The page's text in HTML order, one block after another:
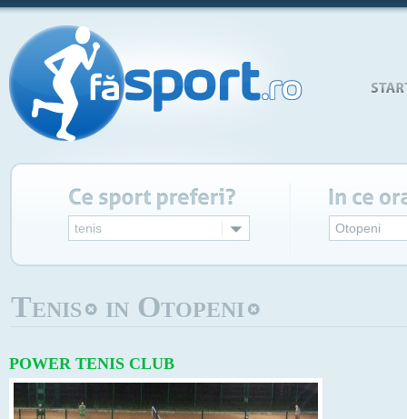
tenis Otopeni
Tenis in Otopeni
POWER TENIS CLUB